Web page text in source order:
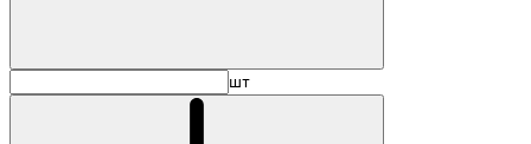
шт